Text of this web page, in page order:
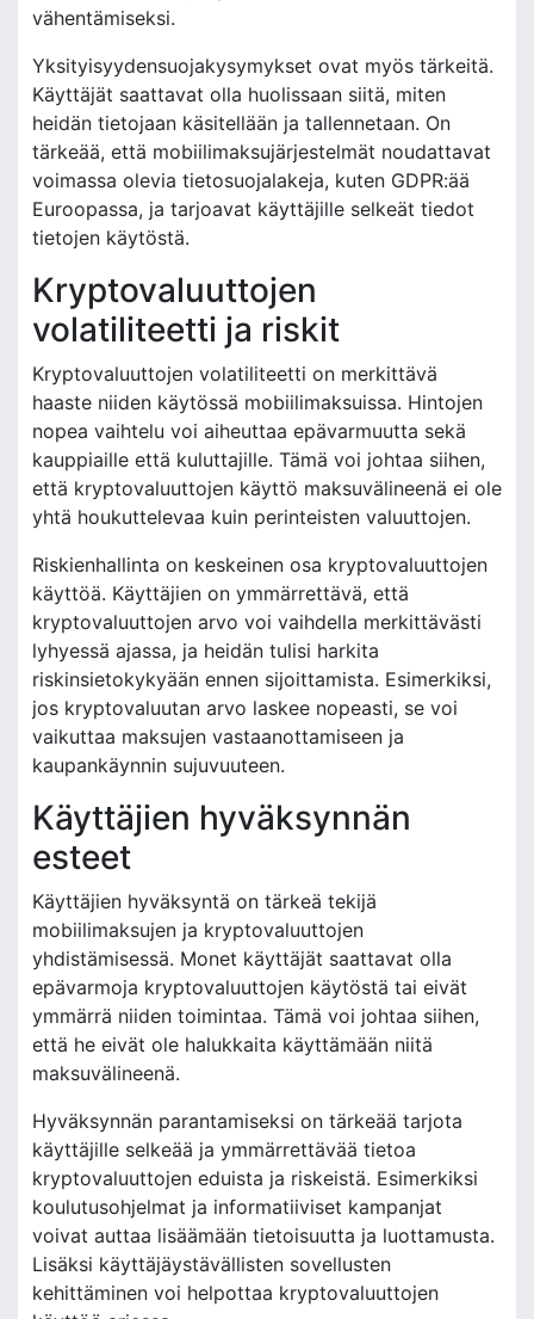
vähentämiseksi.
Yksityisyydensuojakysymykset ovat myös tärkeitä.
Käyttäjät saattavat olla huolissaan siitä, miten
heidän tietojaan käsitellään ja tallennetaan. On
tärkeää, että mobiilimaksujärjestelmät noudattavat
voimassa olevia tietosuojalakeja, kuten GDPR:ää
Euroopassa, ja tarjoavat käyttäjille selkeät tiedot
tietojen käytöstä.
Kryptovaluuttojen
volatiliteetti ja riskit
Kryptovaluuttojen volatiliteetti on merkittävä
haaste niiden käytössä mobiilimaksuissa. Hintojen
nopea vaihtelu voi aiheuttaa epävarmuutta sekä
kauppiaille että kuluttajille. Tämä voi johtaa siihen,
että kryptovaluuttojen käyttö maksuvälineenä ei ole
yhtä houkuttelevaa kuin perinteisten valuuttojen.
Riskienhallinta on keskeinen osa kryptovaluuttojen
käyttöä. Käyttäjien on ymmärrettävä, että
kryptovaluuttojen arvo voi vaihdella merkittävästi
lyhyessä ajassa, ja heidän tulisi harkita
riskinsietokykyään ennen sijoittamista. Esimerkiksi,
jos kryptovaluutan arvo laskee nopeasti, se voi
vaikuttaa maksujen vastaanottamiseen ja
kaupankäynnin sujuvuuteen.
Käyttäjien hyväksynnän
esteet
Käyttäjien hyväksyntä on tärkeä tekijä
mobiilimaksujen ja kryptovaluuttojen
yhdistämisessä. Monet käyttäjät saattavat olla
epävarmoja kryptovaluuttojen käytöstä tai eivät
ymmärrä niiden toimintaa. Tämä voi johtaa siihen,
että he eivät ole halukkaita käyttämään niitä
maksuvälineenä.
Hyväksynnän parantamiseksi on tärkeää tarjota
käyttäjille selkeää ja ymmärrettävää tietoa
kryptovaluuttojen eduista ja riskeistä. Esimerkiksi
koulutusohjelmat ja informatiiviset kampanjat
voivat auttaa lisäämään tietoisuutta ja luottamusta.
Lisäksi käyttäjäystävällisten sovellusten
kehittäminen voi helpottaa kryptovaluuttojen